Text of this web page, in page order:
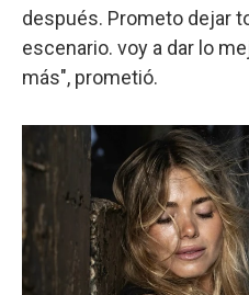
después. Prometo dejar
escenario. voy a dar lo
más", prometió.